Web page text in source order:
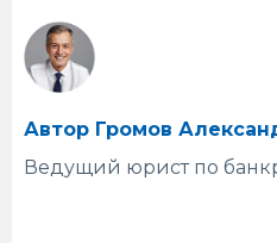
Автор Громов
Ведущий юрист по